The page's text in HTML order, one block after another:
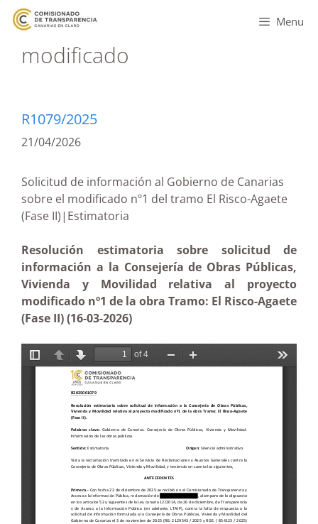
Menu
modificado
R1079/2025
21/04/2026
Solicitud de información al Gobierno de Canarias
sobre el modificado nº1 del tramo El Risco-Agaete
(Fase II)|Estimatoria
Resolución estimatoria sobre solicitud de
información a la Consejería de Obras Públicas,
Vivienda y Movilidad relativa al proyecto
modificado nº1 de la obra Tramo: El Risco-Agaete
(Fase II) (16-03-2026)